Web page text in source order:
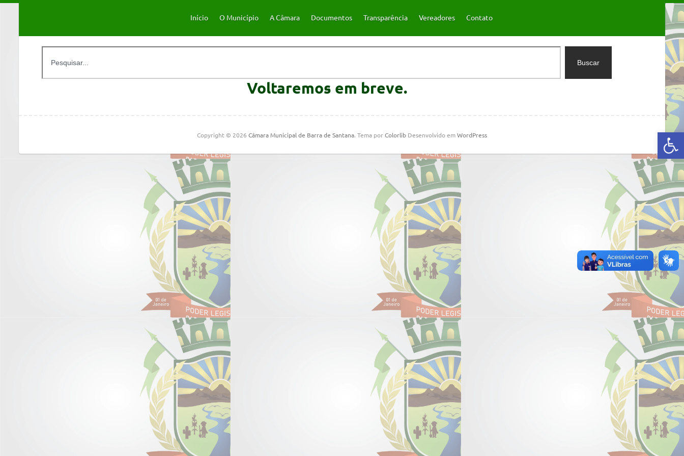
Abrir a barra de ferramentas
Início O Município A Câmara Documentos Transparência Vereadores Contato
Buscar
Voltaremos em breve.
Copyright © 2026 Câmara Municipal de Barra de Santana. Tema porColorlib Desenvolvido emWordPress